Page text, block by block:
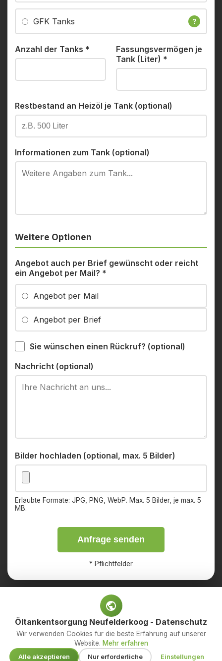
GFK Tanks ?
Anzahl der Tanks *
Fassungsvermögen je
Tank (Liter) *
Restbestand an Heizöl je Tank (optional)
Informationen zum Tank (optional)
Weitere Optionen
Angebot auch per Brief gewünscht oder reicht
ein Angebot per Mail? *
Angebot per Mail
Angebot per Brief
Sie wünschen einen Rückruf? (optional)
Nachricht (optional)
Bilder hochladen (optional, max. 5 Bilder)
Erlaubte Formate: JPG, PNG, WebP. Max. 5 Bilder, je max. 5
MB.
Anfrage senden
* Pflichtfelder
ImpressumDatenschutz
© 2026 OED Services GmbH – Ihr Fachbetrieb für
Öltankentsorgung. Alle Rechte vorbehalten.
Öltankentsorgung Neufelderkoog - Datenschutz
Wir verwenden Cookies für die beste Erfahrung auf unserer
Website. Mehr erfahren
Alle akzeptieren Nur erforderliche Einstellungen